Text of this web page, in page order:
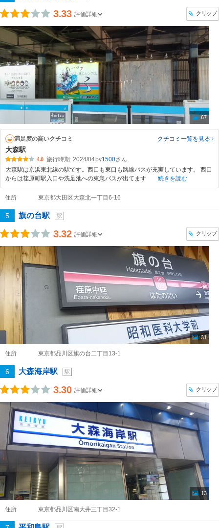
3.33 評価詳細 クリップ
67
満足度の高いクチコミ クチコミ一覧を見る
大森駅
4.0 旅行時期: 2024/04by1500
大森駅は京浜東北線の駅です。西口も東口も路線バスが充実しています。 西口
からは荏原町駅入口や洗足池への東急バスが出てます
続きを読む
住所 東京都大田区大森北一丁目6-16
5 旗の台駅 駅
3.32 評価詳細 クリップ
31
住所 東京都品川区旗の台二丁目13-1
6 大森海岸駅 駅
3.30 評価詳細 クリップ
13
住所 東京都品川区南大井三丁目32-1